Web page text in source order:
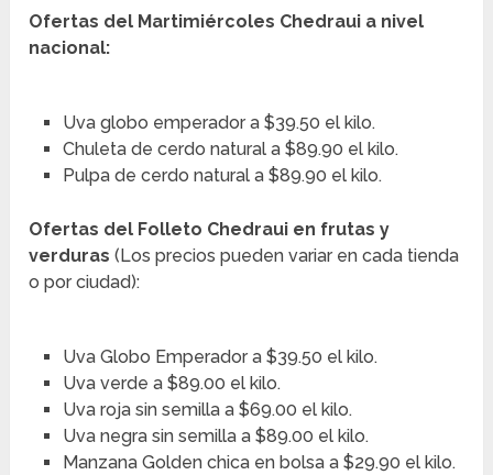
Ofertas del Martimiércoles Chedraui a nivel
nacional:
Uva globo emperador a $39.50 el kilo.
Chuleta de cerdo natural a $89.90 el kilo.
Pulpa de cerdo natural a $89.90 el kilo.
Ofertas del Folleto Chedraui en frutas y
verduras (Los precios pueden variar en cada tienda
o por ciudad):
Uva Globo Emperador a $39.50 el kilo.
Uva verde a $89.00 el kilo.
Uva roja sin semilla a $69.00 el kilo.
Uva negra sin semilla a $89.00 el kilo.
Manzana Golden chica en bolsa a $29.90 el kilo.